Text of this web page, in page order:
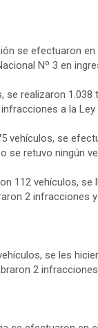
se efectuaron
Nº 3 en
se realizaron
a la
vehículos, se
se retuvo ningún
112 vehículos,
2 infracciones
se les
2